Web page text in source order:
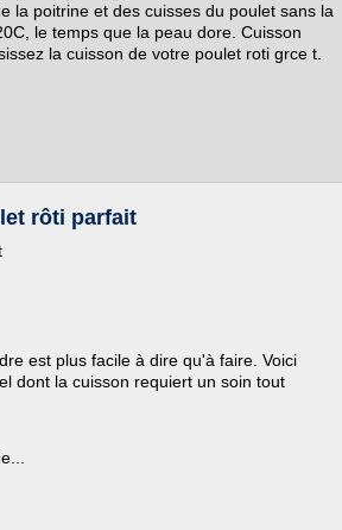
la poitrine et des cuisses du poulet sans la
le temps que la peau dore. Cuisson
la cuisson de votre poulet roti grce t.
rôti parfait
est plus facile à dire qu'à faire. Voici
dont la cuisson requiert un soin tout